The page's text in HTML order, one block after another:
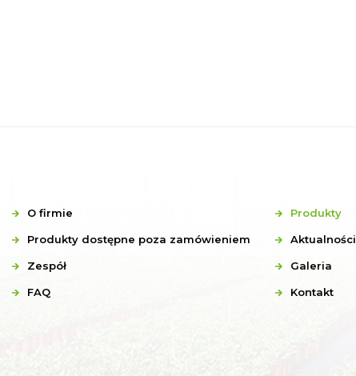
O firmie Produkty
Produkty dostępne poza zamówieniem Aktualności
Zespół Galeria
FAQ Kontakt